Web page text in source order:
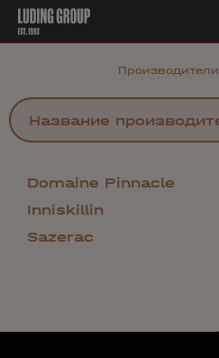
Производители
Domaine Pinnacle
Inniskillin
Sazerac